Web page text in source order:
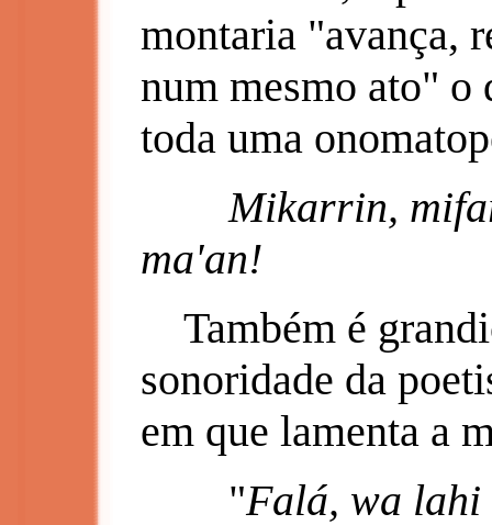
montaria "avança,
num mesmo ato" o
toda uma
Mikarrin,
ma'an!
Também é
sonoridade da
em que lamenta a
"Falá, wa lahi